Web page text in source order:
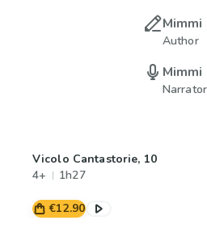
Author
Narrator
Vicolo Cantastorie, 10
4+
1h27
€12.90